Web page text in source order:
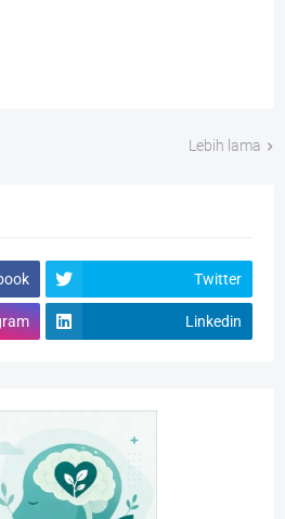
Lebih lama
Twitter
Linkedin